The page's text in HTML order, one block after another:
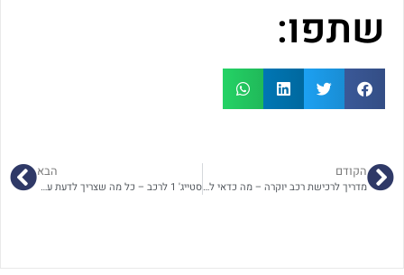
שתפו:
הקודם
מדריך לרכישת רכב יוקרה – מה כדאי לדעת
הבא
סטייג' 1 לרכב – כל מה שצריך לדעת על השיפור הראשון שמביא הבדל אמיתי